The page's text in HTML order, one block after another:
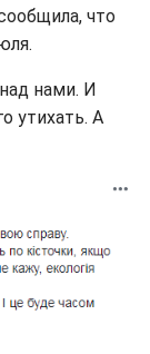
что
нами. И
утихать. А